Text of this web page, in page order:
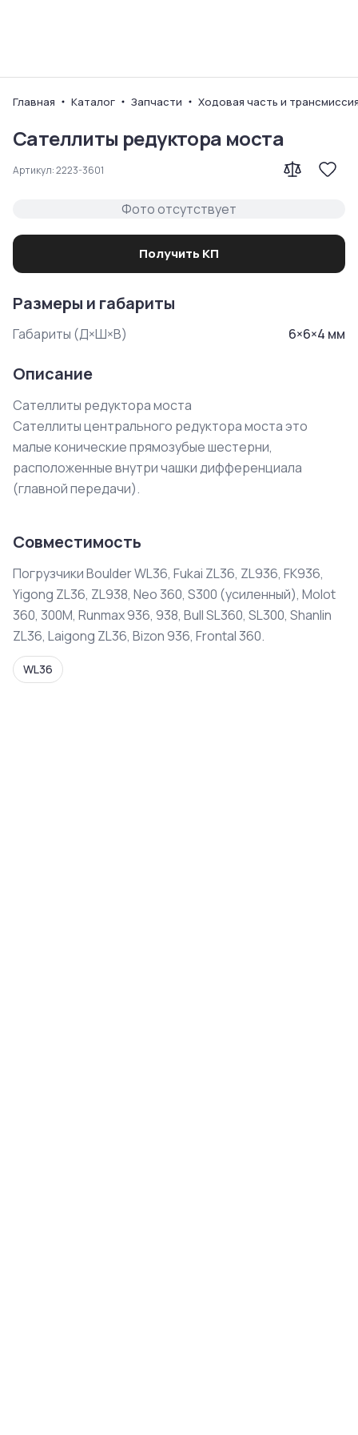
Главная Каталог Запчасти Ходовая часть и
Сателлиты редуктора моста
Артикул:2223-3601
Фото отсутствует
Получить КП
Размеры и габариты
Габариты (Д×Ш×В) 6×6×4 мм
Описание
Сателлиты редуктора моста
Сателлиты центрального редуктора моста это
малые конические прямозубые шестерни,
расположенные внутри чашки дифференциала
(главной передачи).
Совместимость
Погрузчики Boulder WL36, Fukai ZL36, ZL936, FK936,
Yigong ZL36, ZL938, Neo 360, S300 (усиленный), Molot
360, 300M, Runmax 936, 938, Bull SL360, SL300, Shanlin
ZL36, Laigong ZL36, Bizon 936, Frontal 360.
WL36